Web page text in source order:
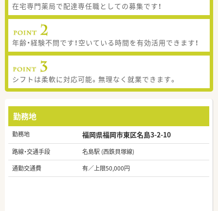
在宅専門薬局で配達専任職としての募集です！
年齢・経験不問です！空いている時間を有効活用できます！
シフトは柔軟に対応可能。無理なく就業できます。
勤務地
勤務地 福岡県福岡市東区名島3-2-10
路線・交通手段
名島駅 (西鉄貝塚線)
通勤交通費
有／上限50,000円